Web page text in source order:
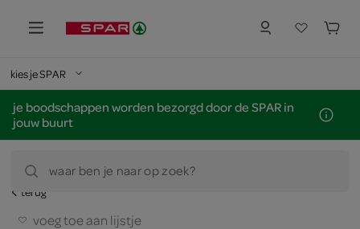
kies je SPAR
je boodschappen worden bezorgd door de SPAR in
jouw buurt
waar ben je naar op zoek?
terug
voeg toe aan lijstje